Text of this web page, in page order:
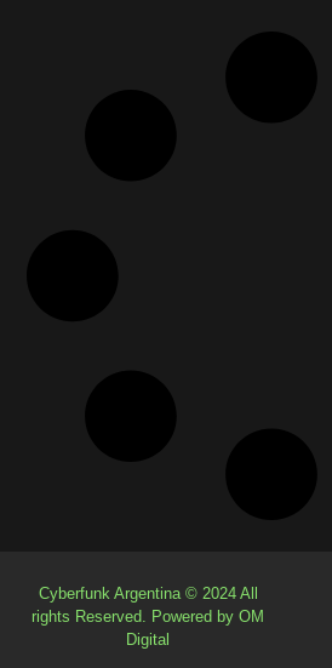
Cyberfunk Argentina © 2024 All
rights Reserved. Powered by OM
Digital